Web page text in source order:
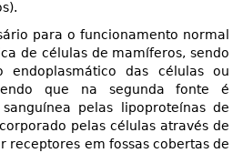
para o funcionamento normal
de células de mamíferos, sendo
endoplasmático das células ou
que na segunda fonte é
pelas lipoproteínas de
pelas células através de
receptores em fossas cobertas de